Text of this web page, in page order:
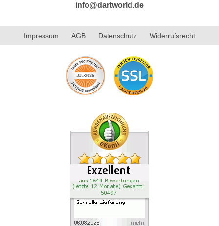
info@dartworld.de
Impressum AGB Datenschutz Widerrufsrecht